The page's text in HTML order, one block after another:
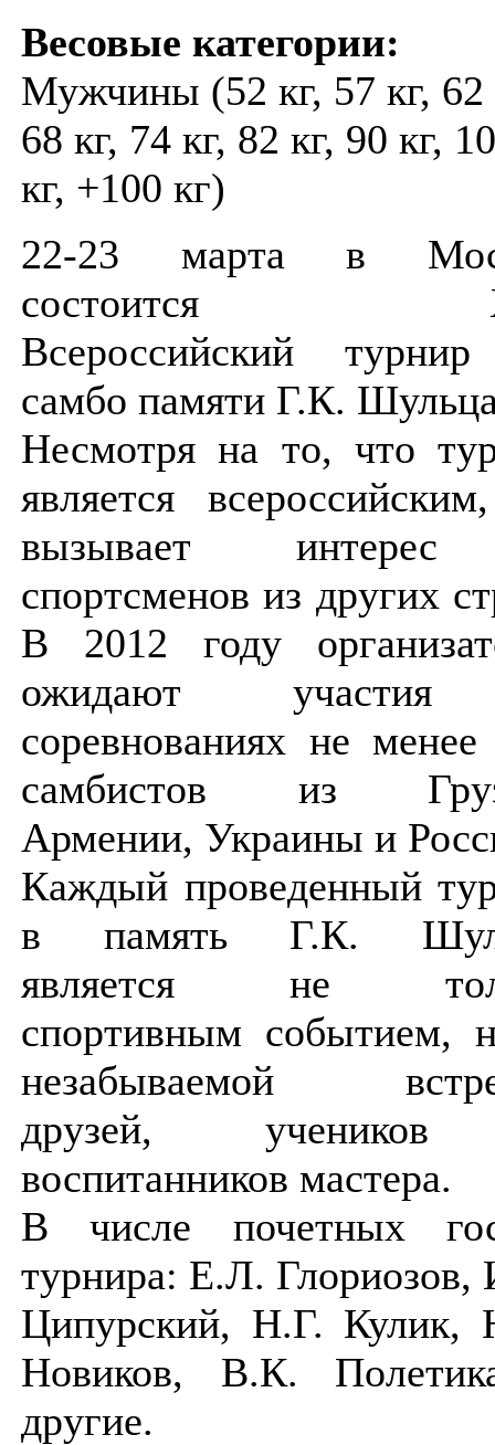
Весовые категории:
Мужчины (52 кг, 57 кг, 62
68 кг, 74 кг, 82 кг, 90 кг,
кг, +100 кг)
22-23 марта в
состоится
Всероссийский
самбо памяти Г.К.
Несмотря на то, что
является
вызывает
спортсменов из других
В 2012 году
ожидают
соревнованиях не
самбистов из
Армении, Украины и
Каждый проведенный
в память Г.К.
является не
спортивным событием,
незабываемой
друзей,
воспитанников мастера.
В числе почетных
турнира: Е.Л.
Ципурский, Н.Г. Кулик,
Новиков, В.К.
другие.